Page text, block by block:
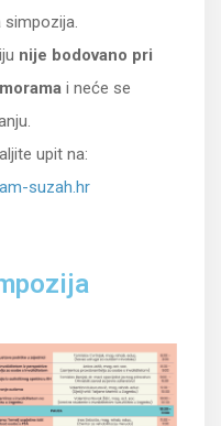
simpozija.
nije bodovano pri
i neće se
upit na:
suzah.hr